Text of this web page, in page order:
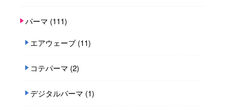
パーマ (111)
エアウェーブ (11)
コテパーマ (2)
デジタルパーマ (1)